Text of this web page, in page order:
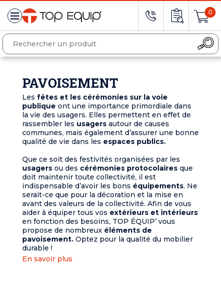
0
PAVOISEMENT
Les fêtes et les cérémonies sur la voie
publique ont une importance primordiale dans
la vie des usagers. Elles permettent en effet de
rassembler les usagers autour de causes
communes, mais également d’assurer une bonne
qualité de vie dans les espaces publics.
Que ce soit des festivités organisées par les
usagers ou des cérémonies protocolaires que
doit maintenir toute collectivité, il est
indispensable d’avoir les bons équipements. Ne
serait-ce que pour la décoration et la mise en
avant des valeurs de la collectivité. Afin de vous
aider à équiper tous vos extérieurs et intérieurs
en fonction des besoins, TOP ÉQUIP’ vous
propose de nombreux éléments de
pavoisement. Optez pour la qualité du mobilier
durable !
En savoir plus